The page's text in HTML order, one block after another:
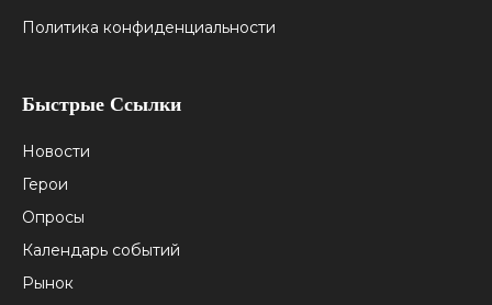
Политика конфиденциальности
Быстрые Ссылки
Новости
Герои
Опросы
Календарь событий
Рынок